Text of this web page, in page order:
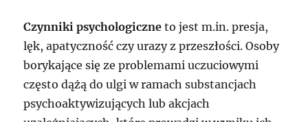
Czynniki psychologiczne to jest m.in. presja,
lęk, apatyczność czy urazy z przeszłości. Osoby
borykające się ze problemami uczuciowymi
często dążą do ulgi w ramach substancjach
psychoaktywizujących lub akcjach